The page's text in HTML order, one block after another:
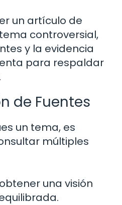
un artículo de
controversial,
y la evidencia
para respaldar
de Fuentes
un tema, es
múltiples
una visión